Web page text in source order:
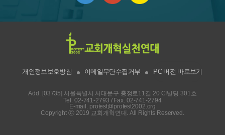
개인정보보호방침 이메일무단수집거부 PC 버전 바로보기
Add. [03735] 서울특별시 서대문구 충정로11길 20 CI빌딩 301호
Tel. 02-741-2793 / Fax. 02-741-2794
E-mail. protest@protest2002.org
Copyright ⓒ 2019 교회개혁연대. All Rights Reserved.